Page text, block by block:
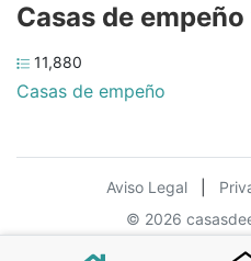
Casas de
11,880
Casas de empeño
Aviso Legal
© 2026